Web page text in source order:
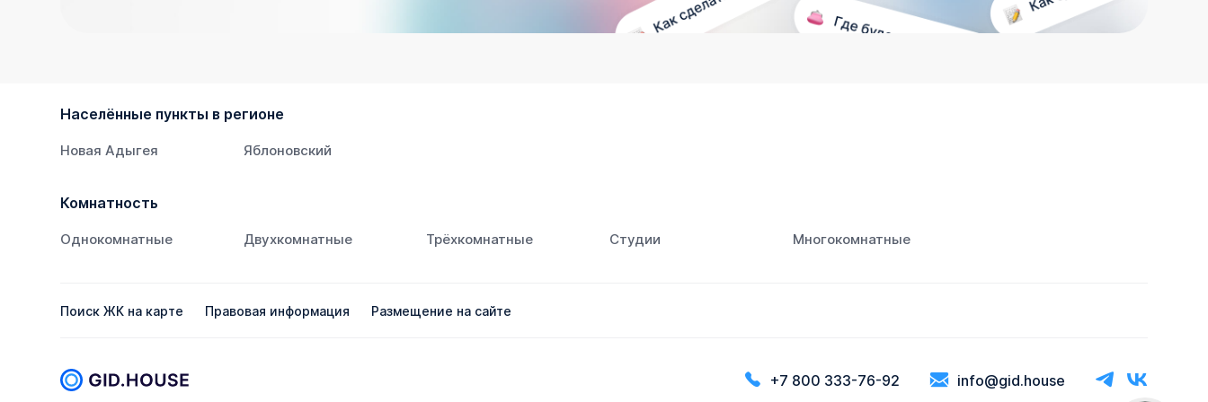
Населённые пункты в регионе
Новая Адыгея Яблоновский
Комнатность
Однокомнатные Двухкомнатные Трёхкомнатные Студии Многокомнатные
Поиск ЖК на карте Правовая информация Размещение на сайте
+7 800 333-76-92 info@gid.house